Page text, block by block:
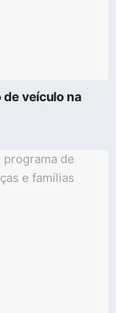
veículo na